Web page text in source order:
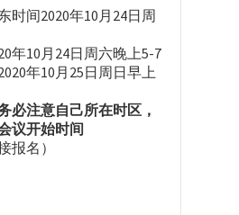
时间2020年10月24日周
年10月24日周六晚上5-7
年10月25日周日早上
必注意自己所在时区，
议开始时间
报名）